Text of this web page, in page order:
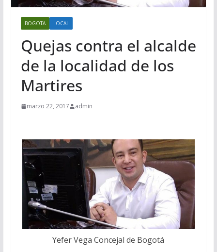
BOGOTA LOCAL
Quejas contra el alcalde
de la localidad de los
Martires
marzo 22, 2017 admin
Yefer Vega Concejal de Bogotá